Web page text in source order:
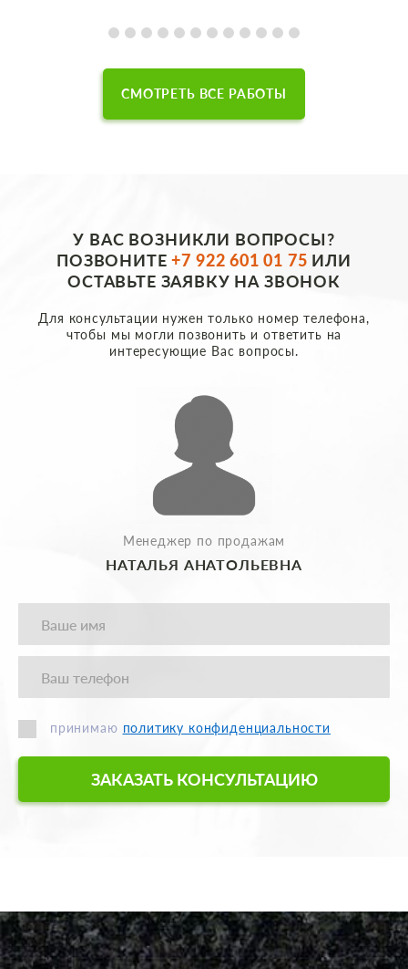
СМОТРЕТЬ ВСЕ РАБОТЫ
У ВАС ВОЗНИКЛИ ВОПРОСЫ?
ПОЗВОНИТЕ+7 922 601 01 75 ИЛИ
ОСТАВЬТЕ ЗАЯВКУ НА ЗВОНОК
Для консультации нужен только номер телефона,
чтобы мы могли позвонить и ответить на
интересующие Вас вопросы.
Менеджер по продажам
НАТАЛЬЯ АНАТОЛЬЕВНА
принимаю политику конфиденциальности
ЗАКАЗАТЬ КОНСУЛЬТАЦИЮ